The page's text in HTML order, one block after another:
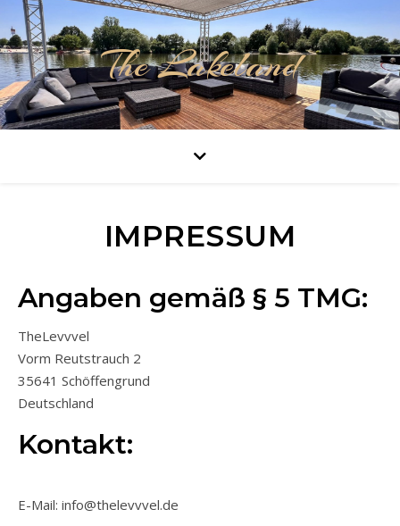
The Lakeland
IMPRESSUM
Angaben gemäß § 5 TMG:
TheLevvvel
Vorm Reutstrauch 2
35641 Schöffengrund
Deutschland
Kontakt:
E-Mail: info@thelevvvel.de